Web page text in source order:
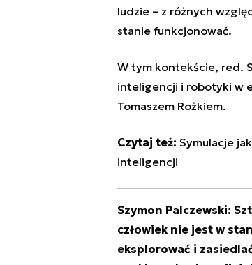
ludzie – z różnych
stanie funkcjonować.
W tym kontekście, red.
inteligencji i robotyki w
Tomaszem Rożkiem.
Czytaj też: Symulacje
inteligencji
Szymon Palczewski:
człowiek nie jest w
eksplorować i